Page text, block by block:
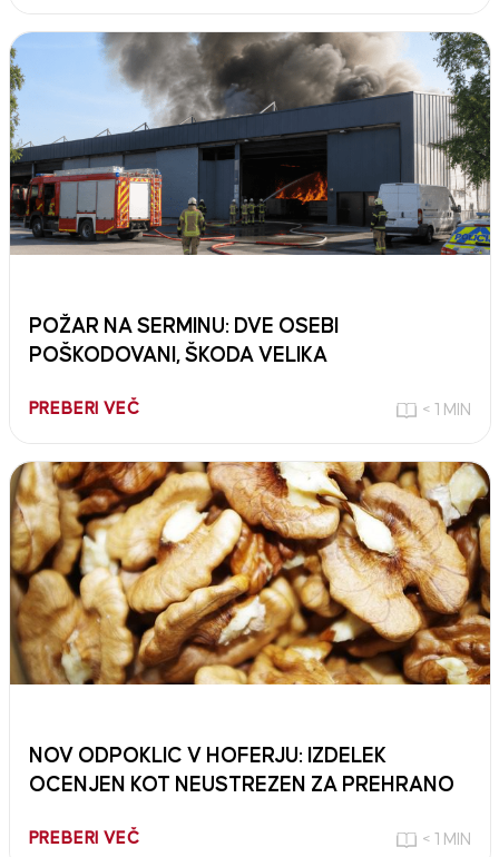
POŽAR NA SERMINU: DVE OSEBI
POŠKODOVANI, ŠKODA VELIKA
PREBERI VEČ < 1 MIN
NOV ODPOKLIC V HOFERJU: IZDELEK
OCENJEN KOT NEUSTREZEN ZA PREHRANO
PREBERI VEČ < 1 MIN